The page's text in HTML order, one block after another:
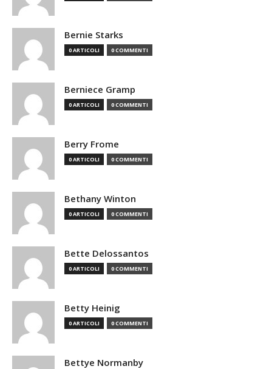
Bernie Starks
0 ARTICOLI 0 COMMENTI
Berniece Gramp
0 ARTICOLI 0 COMMENTI
Berry Frome
0 ARTICOLI 0 COMMENTI
Bethany Winton
0 ARTICOLI 0 COMMENTI
Bette Delossantos
0 ARTICOLI 0 COMMENTI
Betty Heinig
0 ARTICOLI 0 COMMENTI
Bettye Normanby